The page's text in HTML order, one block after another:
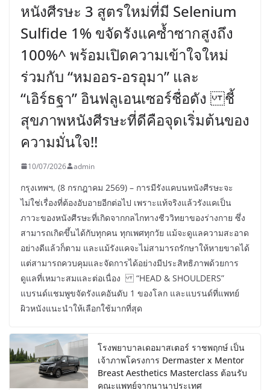
หนังศีรษะ 3 สูตรใหม่ที่มี Selenium
Sulfide 1% ขจัดรังแคซ้ำซากสูงถึง
100%^ พร้อมเปิดความเข้าใจใหม่
ร่วมกับ “หมออร-อรอุมา” และ
“เอิร์ธฐา” อินฟลูเอนเซอร์ชื่อดัง ชี้
สุขภาพหนังศีรษะที่ดีคือจุดเริ่มต้นของ
ความมั่นใจ!!
10/07/2026 admin
กรุงเทพฯ, (8 กรกฎาคม 2569) – การมีรังแคบนหนังศีรษะจะ
ไม่ใช่เรื่องที่ต้องอับอายอีกต่อไป เพราะแท้จริงแล้วรังแคเป็น
ภาวะของหนังศีรษะที่เกิดจากกลไกทางชีววิทยาของร่างกาย ซึ่ง
สามารถเกิดขึ้นได้กับทุกคน ทุกเพศทุกวัย แม้จะดูแลความสะอาด
อย่างดีแล้วก็ตาม และแม้รังแคจะไม่สามารถรักษาให้หายขาดได้
แต่สามารถควบคุมและจัดการได้อย่างมีประสิทธิภาพด้วยการ
ดูแลที่เหมาะสมและต่อเนื่อง “HEAD & SHOULDERS”
แบรนด์แชมพูขจัดรังแคอันดับ 1 ของโลก และแบรนด์ที่แพทย์
ผิวหนังแนะนำให้เลือกใช้มากที่สุด
โรงพยาบาลเดอมาสเตอร์ ราชพฤกษ์ เป็น
เจ้าภาพโครงการ Dermaster x Mentor
Breast Aesthetics Masterclass ต้อนรับ
คณะแพทย์จากนานาประเทศ